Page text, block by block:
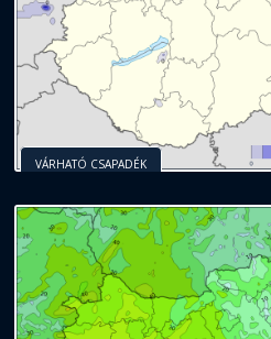
VÁRHATÓ CSAPADÉK